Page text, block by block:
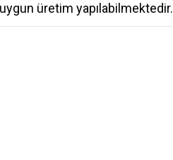
üretim yapılabilmektedir.